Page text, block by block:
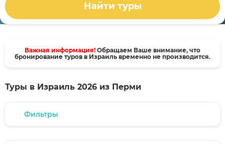
Найти туры
Важная информация! Обращаем Ваше внимание, что
бронирование туров в Израиль временно не производится.
Туры в Израиль 2026 из Перми
Фильтры